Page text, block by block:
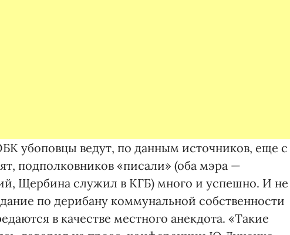
убоповцы ведут, по данным источников, еще с
подполковников «писали» (оба мэра —
Щербина служил в КГБ) много и успешно. И не
по дерибану коммунальной собственности
в качестве местного анекдота. «Такие